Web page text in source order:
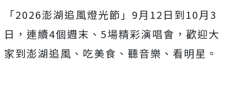
「2026澎湖追風燈光節」 9月 12 日到10月 3
日，連續4個週末、 5場精彩演唱會，歡迎大
家到澎湖追風、吃美食、聽音樂、看明星。